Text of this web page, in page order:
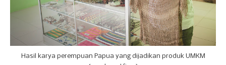
Hasil karya perempuan Papua yang dijadikan produk UMKM